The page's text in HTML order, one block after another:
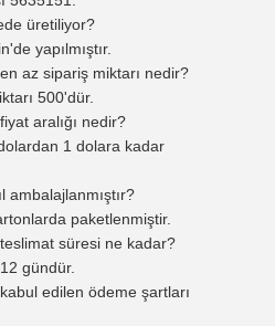
üretiliyor?
yapılmıştır.
az sipariş miktarı nedir?
500'dür.
aralığı nedir?
1 dolara kadar
ambalajlanmıştır?
paketlenmiştir.
süresi ne kadar?
gündür.
edilen ödeme şartları